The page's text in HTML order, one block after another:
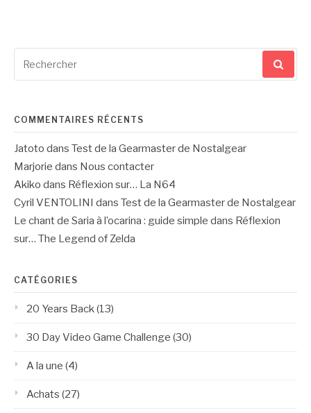
pour
COMMENTAIRES RÉCENTS
Jatoto dans Test de la Gearmaster de Nostalgear
Marjorie dans Nous contacter
Akiko dans Réflexion sur… La N64
Cyril VENTOLINI dans Test de la Gearmaster de Nostalgear
Le chant de Saria à l’ocarina : guide simple dans Réflexion
sur… The Legend of Zelda
CATÉGORIES
20 Years Back(13)
30 Day Video Game Challenge (30)
A la une (4)
Achats (27)